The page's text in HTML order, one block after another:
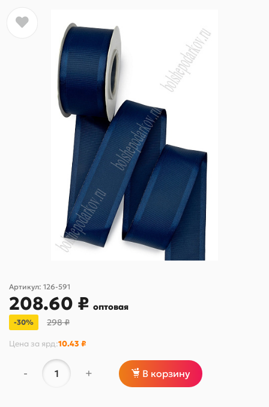
Артикул: 126-591
208.60 ₽ оптовая
-30% 298 ₽
Цена за ярд:10.43 ₽
- + В корзину